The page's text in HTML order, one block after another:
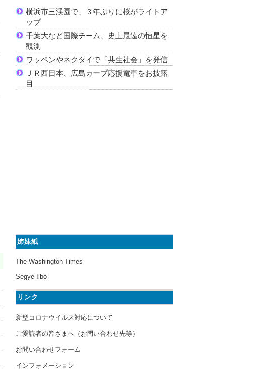
横浜市三渓園で、３年ぶりに桜がライトア
ップ
千葉大など国際チーム、史上最遠の恒星を
観測
ワッペンやネクタイで「共生社会」を発信
ＪＲ西日本、広島カープ応援電車をお披露
目
姉妹紙
The Washington Times
Segye Ilbo
リンク
新型コロナウイルス対応について
ご愛読者の皆さまへ（お問い合わせ先等）
お問い合わせフォーム
インフォメーション